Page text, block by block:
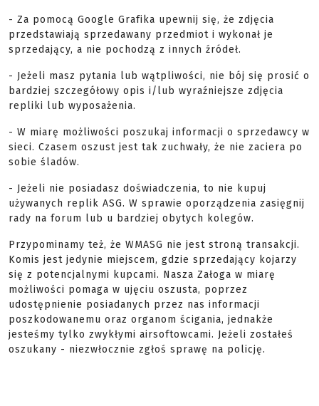
- Za pomocą Google Grafika upewnij się, że zdjęcia
przedstawiają sprzedawany przedmiot i wykonał je
sprzedający, a nie pochodzą z innych źródeł.
- Jeżeli masz pytania lub wątpliwości, nie bój się prosić o
bardziej szczegółowy opis i/lub wyraźniejsze zdjęcia
repliki lub wyposażenia.
- W miarę możliwości poszukaj informacji o sprzedawcy w
sieci. Czasem oszust jest tak zuchwały, że nie zaciera po
sobie śladów.
- Jeżeli nie posiadasz doświadczenia, to nie kupuj
używanych replik ASG. W sprawie oporządzenia zasięgnij
rady na forum lub u bardziej obytych kolegów.
Przypominamy też, że WMASG nie jest stroną transakcji.
Komis jest jedynie miejscem, gdzie sprzedający kojarzy
się z potencjalnymi kupcami. Nasza Załoga w miarę
możliwości pomaga w ujęciu oszusta, poprzez
udostępnienie posiadanych przez nas informacji
poszkodowanemu oraz organom ścigania, jednakże
jesteśmy tylko zwykłymi airsoftowcami. Jeżeli zostałeś
oszukany - niezwłocznie zgłoś sprawę na policję.